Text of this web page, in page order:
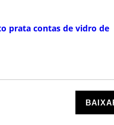
prata contas de vidro de